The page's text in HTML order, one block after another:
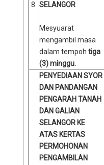
8. SELANGOR
Mesyuarat
mengambil masa
dalam tempoh tiga
(3) minggu.
PENYEDIAAN SYOR
DAN PANDANGAN
PENGARAH TANAH
DAN GALIAN
SELANGOR KE
ATAS KERTAS
PERMOHONAN
PENGAMBILAN